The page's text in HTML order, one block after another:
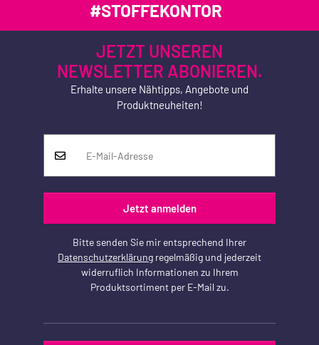
#STOFFEKONTOR
JETZT UNSEREN
NEWSLETTER ABONIEREN.
Erhalte unsere Nähtipps, Angebote und
Produktneuheiten!
Jetzt anmelden
Bitte senden Sie mir entsprechend Ihrer
Datenschutzerklärung regelmäßig und jederzeit
widerruflich Informationen zu Ihrem
Produktsortiment per E-Mail zu.